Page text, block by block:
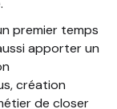
premier temps
apporter un
création
de closer